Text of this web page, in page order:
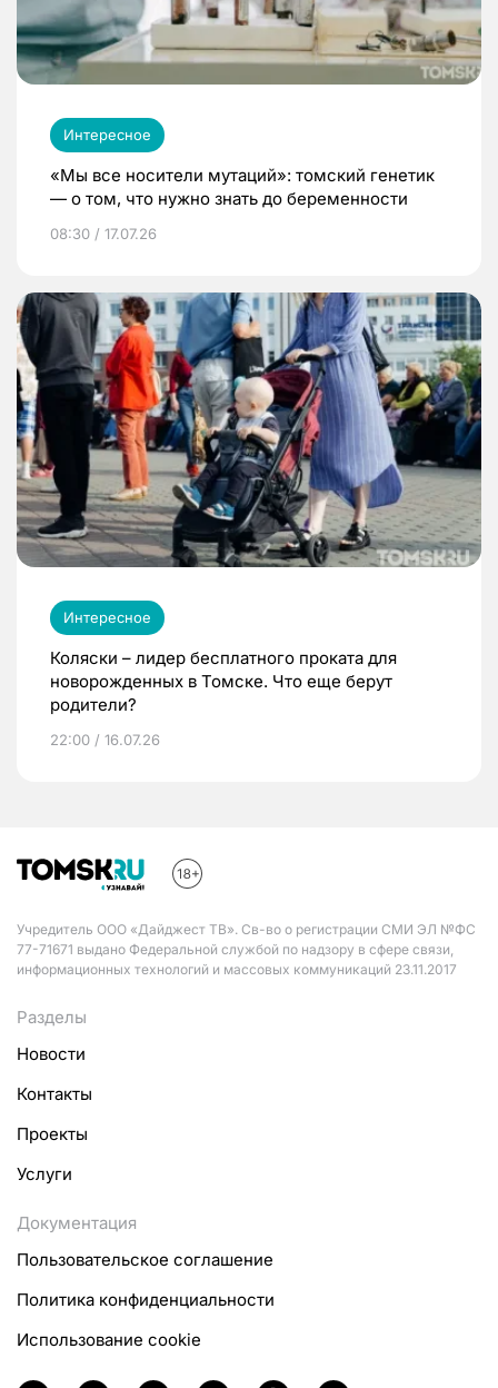
Интересное
«Мы все носители мутаций»: томский генетик
— о том, что нужно знать до беременности
08:30 / 17.07.26
Интересное
Коляски – лидер бесплатного проката для
новорожденных в Томске. Что еще берут
родители?
22:00 / 16.07.26
Учредитель ООО «Дайджест ТВ». Св-во о регистрации СМИ ЭЛ №ФС
77-71671 выдано Федеральной службой по надзору в сфере связи,
информационных технологий и массовых коммуникаций 23.11.2017
Разделы
Новости
Контакты
Проекты
Услуги
Документация
Пользовательское соглашение
Политика конфиденциальности
Использование cookie